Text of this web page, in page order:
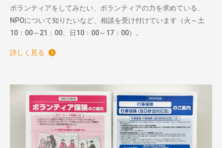
ボランティアをしてみたい、ボランティアの力を求めている、
NPOについて知りたいなど、相談を受け付けています（火～土
10：00～21：00、日10：00～17：00）。
詳しく見る